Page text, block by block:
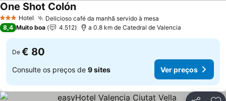
3 EstrelasHotel Delicioso café da manhã servido à mesa
One Shot Colón
8,4 Muito boa 4.512 a 0.8 km de Catedral de Valencia
De € 80
Consulte os preços de 9 sites Ver preços